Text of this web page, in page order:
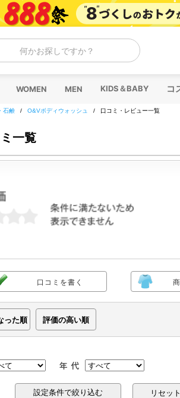
何かお探しですか？
WOMEN MEN KIDS＆BABY コ
石鹸 / O&Vボディウォッシュ / 口コミ・レビュー一覧
一覧
口コミを書く
った順 評価の高い順
リセット